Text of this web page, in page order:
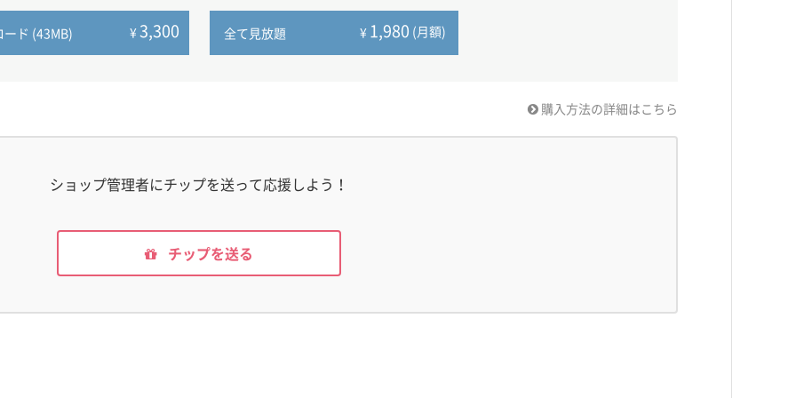
ード (43MB) ¥3,300 全て見放題 ¥ 1,980 (月額)
購入方法の詳細はこちら
ショップ管理者にチップを送って応援しよう！
チップを送る